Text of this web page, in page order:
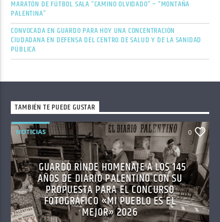
MARATÓN DE FÚTBOL SALA “CAMINO OLVIDADO” – “MONTAÑA
PALENTINA”
CONVOCADA EN GUARDO PARA HOY UNA CONCENTRACIÓN
CIUDADANA EN DEFENSA DEL CENTRO DE SALUD Y DE LA SANIDAD
PÚBLICA
TAMBIÉN TE PUEDE GUSTAR
NOTICIAS 0
GUARDO RINDE HOMENAJE A LOS 145
AÑOS DE DIARIO PALENTINO CON SU
PROPUESTA PARA EL CONCURSO
FOTOGRÁFICO «MI PUEBLO ES EL
MEJOR» 2026